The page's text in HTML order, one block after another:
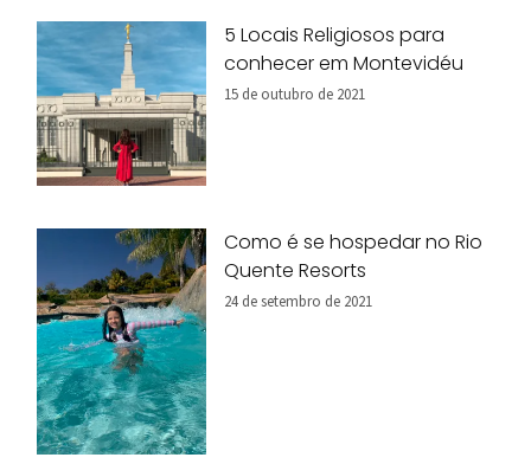
5 Locais Religiosos para
conhecer em Montevidéu
15 de outubro de 2021
Como é se hospedar no Rio
Quente Resorts
24 de setembro de 2021